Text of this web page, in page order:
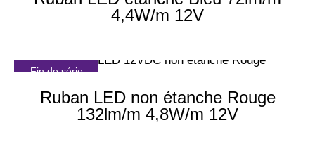
4,4W/m 12V
Fin de série
Ruban LED non étanche Rouge
132lm/m 4,8W/m 12V